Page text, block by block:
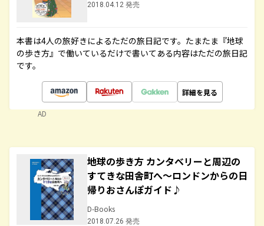
2018.04.12 発売
本書は4人の旅好きによるただの旅日記です。たまたま『地球
の歩き方』で働いているだけで書いてある内容はただの旅日記
です。
詳細を見る
AD
地球の歩き方 カンタベリーと周辺の
すてきな田舎町へ～ロンドンからの日
帰りおさんぽガイド♪
D-Books
2018.07.26 発売